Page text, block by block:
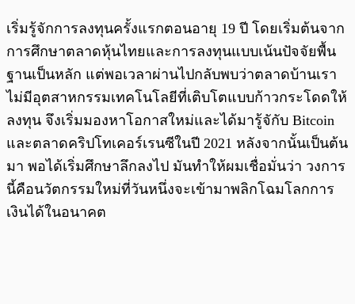
เริ่มรู้จักการลงทุนครั้งแรกตอนอายุ 19 ปี โดยเริ่มต้นจาก
การศึกษาตลาดหุ้นไทยและการลงทุนแบบเน้นปัจจัยพื้น
ฐานเป็นหลัก แต่พอเวลาผ่านไปกลับพบว่าตลาดบ้านเรา
ไม่มีอุตสาหกรรมเทคโนโลยีที่เติบโตแบบก้าวกระโดดให้
ลงทุน จึงเริ่มมองหาโอกาสใหม่และได้มารู้จักับ Bitcoin
และตลาดคริปโทเคอร์เรนซีในปี 2021 หลังจากนั้นเป็นต้น
มา พอได้เริ่มศึกษาลึกลงไป มันทำให้ผมเชื่อมั่นว่า วงการ
นี้คือนวัตกรรมใหม่ที่วันหนึ่งจะเข้ามาพลิกโฉมโลกการ
เงินได้ในอนาคต